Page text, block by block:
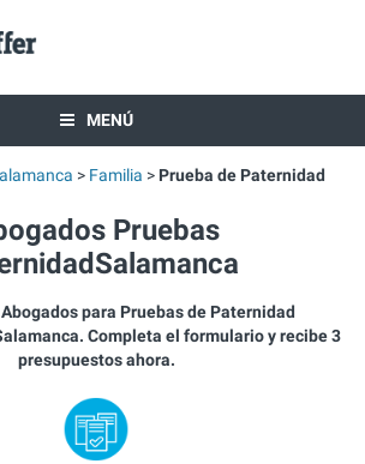
MENÚ
Familia Prueba de Paternidad
Pruebas
para Pruebas de Paternidad
Completa el formulario y recibe 3
presupuestos ahora.